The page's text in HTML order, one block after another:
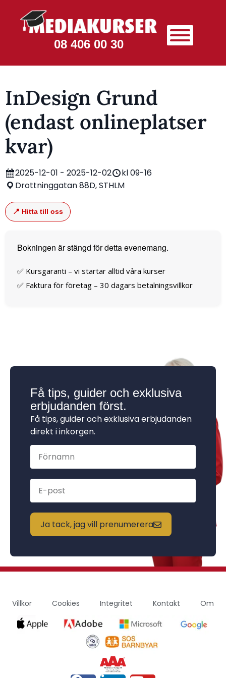
08 406 00 30
InDesign Grund
(endast onlineplatser
kvar)
2025-12-01 - 2025-12-02
kl 09-16
Drottninggatan 88D, STHLM
📍 Hitta till oss
Bokningen är stängd för detta evenemang.
✅ Kursgaranti – vi startar alltid våra kurser
✅ Faktura för företag – 30 dagars betalningsvillkor
Få tips, guider och exklusiva
erbjudanden först.
Få tips, guider och exklusiva erbjudanden
direkt i inkorgen.
Ja tack, jag vill prenumerera
Villkor Cookies Integritet Kontakt Om